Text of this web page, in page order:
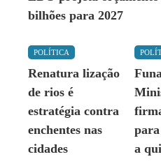
bilhões para 2027
POLÍTICA
Renatura lização
de rios é
estratégia contra
enchentes nas
cidades
a